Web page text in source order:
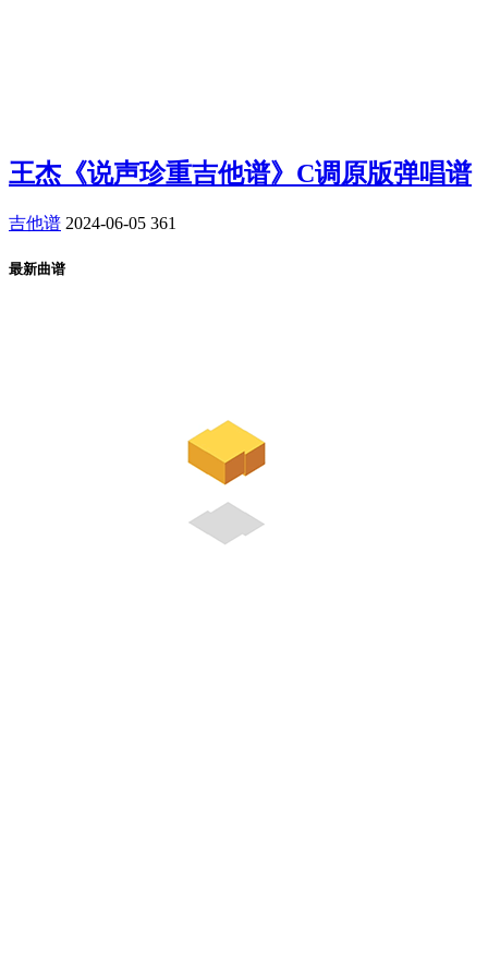
王杰《说声珍重吉他谱》C调原版弹唱谱
吉他谱 2024-06-05 361
最新曲谱